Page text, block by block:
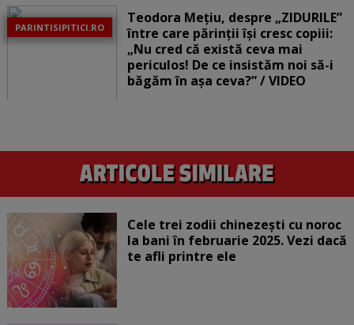
PARINTISIPITICI.RO
Teodora Mețiu, despre „ZIDURILE”
între care părinții își cresc copiii:
„Nu cred că există ceva mai
periculos! De ce insistăm noi să-i
băgăm în așa ceva?” / VIDEO
Cele trei zodii chinezești cu noroc
la bani în februarie 2025. Vezi dacă
te afli printre ele